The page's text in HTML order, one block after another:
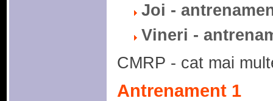
Joi -
Vineri -
CMRP - cat mai
Antrenament 1